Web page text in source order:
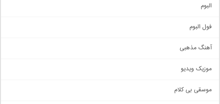
اجتماعی
حماسی
سنتی
اهنگ بندرعباسی
البوم
فول البوم
آهنگ مذهبی
موزیک ویدیو
موسقی بی کلام